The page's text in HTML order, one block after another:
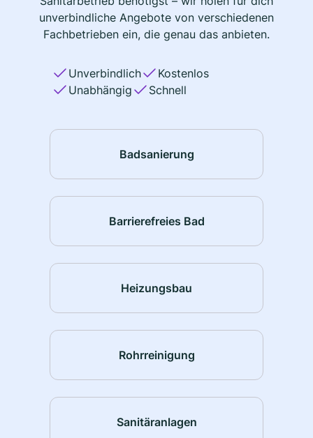
unverbindliche Angebote von verschiedenen
Fachbetrieben ein, die genau das anbieten.
Unverbindlich
Kostenlos
Unabhängig
Schnell
Badsanierung
Barrierefreies Bad
Heizungsbau
Rohrreinigung
Sanitäranlagen